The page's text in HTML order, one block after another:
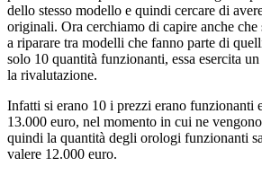
dello stesso modello e quindi cercare di
originali. Ora cerchiamo di capire anche
a riparare tra modelli che fanno parte di
solo 10 quantità funzionanti, essa esercita
la rivalutazione.
Infatti si erano 10 i prezzi erano funzionanti
13.000 euro, nel momento in cui ne
quindi la quantità degli orologi funzionanti
valere 12.000 euro.